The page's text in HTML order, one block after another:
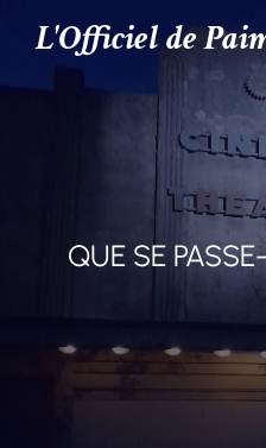
L'Officiel de
QUE SE